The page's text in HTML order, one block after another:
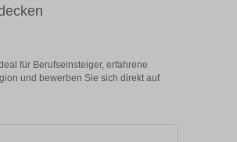
für Berufseinsteiger, erfahrene
und bewerben Sie sich direkt auf